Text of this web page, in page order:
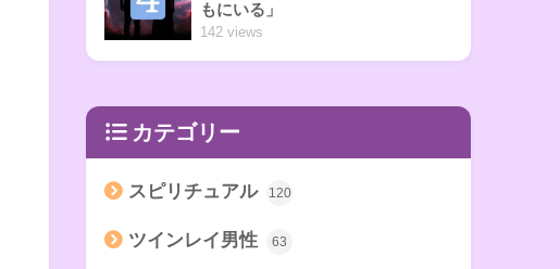
もにいる」
142 views
カテゴリー
スピリチュアル 120
ツインレイ男性 63